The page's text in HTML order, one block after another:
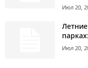
Июл 20,
Июл 20,